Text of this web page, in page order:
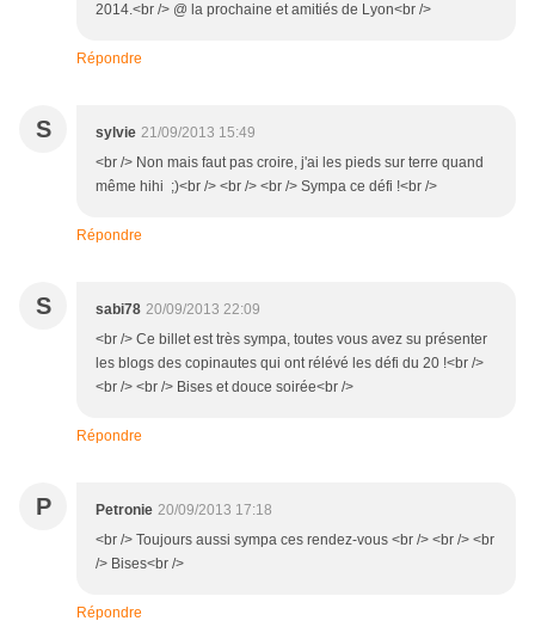
2014.<br /> @ la prochaine et amitiés de Lyon<br />
Répondre
S sylvie 21/09/2013 15:49
<br /> Non mais faut pas croire, j'ai les pieds sur terre quand
même hihi ;)<br /> <br /> <br /> Sympa ce défi !<br />
Répondre
S sabi78 20/09/2013 22:09
<br /> Ce billet est très sympa, toutes vous avez su présenter
les blogs des copinautes qui ont rélévé les défi du 20 !<br />
<br /> <br /> Bises et douce soirée<br />
Répondre
P Petronie 20/09/2013 17:18
<br /> Toujours aussi sympa ces rendez-vous <br /> <br /> <br
/> Bises<br />
Répondre